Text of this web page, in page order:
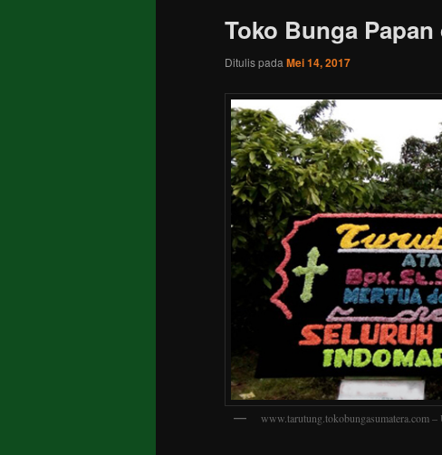
Toko Bunga
Ditulis pada Mei 14, 2017
www.tarutung.tokobungasumatera.com